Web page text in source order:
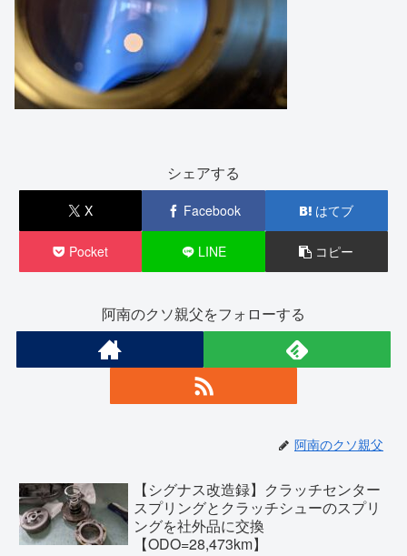
シェアする
X Facebook はてブ
Pocket LINE コピー
阿南のクソ親父をフォローする
阿南のクソ親父
【シグナス改造録】クラッチセンター
スプリングとクラッチシューのスプリ
ングを社外品に交換
【ODO=28,473km】